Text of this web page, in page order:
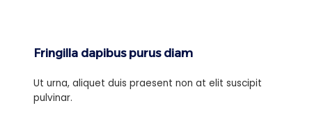
Fringilla dapibus purus diam
Ut urna, aliquet duis praesent non at elit suscipit
pulvinar.